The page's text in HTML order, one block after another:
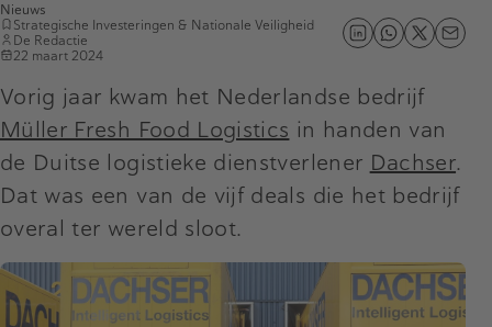
Nieuws
Strategische Investeringen & Nationale Veiligheid
De Redactie
22 maart 2024
Vorig jaar kwam het Nederlandse bedrijf
Müller Fresh Food Logistics in handen van
de Duitse logistieke dienstverlener Dachser.
Dat was een van de vijf deals die het bedrijf
overal ter wereld sloot.